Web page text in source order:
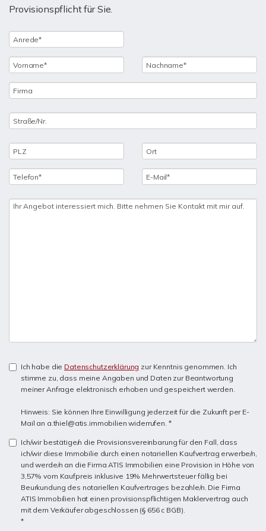
Provisionspflicht für Sie.
Ich habe die Datenschutzerklärung zur Kenntnis genommen. Ich
stimme zu, dass meine Angaben und Daten zur Beantwortung
meiner Anfrage elektronisch erhoben und gespeichert werden.
Hinweis: Sie können Ihre Einwilligung jederzeit für die Zukunft per E-
Mail an a.thiel@atis.immobilien widerrufen. *
Ich/wir bestätige/n die Provisionsvereinbarung für den Fall, dass
ich/wir diese Immobilie durch einen notariellen Kaufvertrag erwerbe/n,
und werde/n an die Firma ATIS Immobilien eine Provision in Höhe von
3,57% vom Kaufpreis inklusive 19% Mehrwertsteuer fällig bei
Beurkundung des notariellen Kaufvertrages bezahle/n. Die Firma
ATIS Immobilien hat einen provisionspflichtigen Maklervertrag auch
mit dem Verkäufer abgeschlossen (§ 656 c BGB).
*